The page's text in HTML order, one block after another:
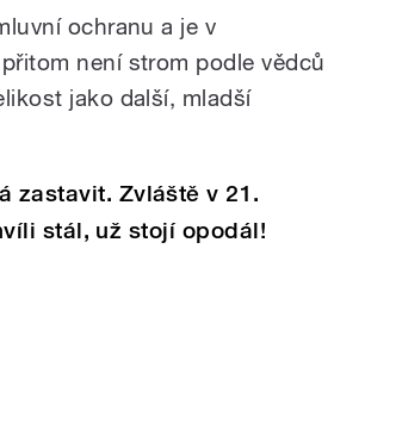
ochranu a je v
není strom podle vědců
jako další, mladší
zastavit. Zvláště v 21.
stál, už stojí opodál!